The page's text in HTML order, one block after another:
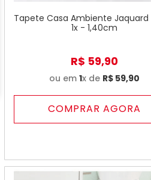
Tapete Casa Ambiente Jaquard
1x - 1,40cm
R$ 59,90
ou em 1x de R$ 59,90
COMPRAR AGORA